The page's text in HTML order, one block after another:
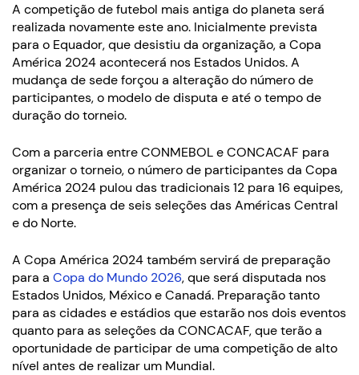
A competição de futebol mais antiga do planeta será
realizada novamente este ano. Inicialmente prevista
para o Equador, que desistiu da organização, a Copa
América 2024 acontecerá nos Estados Unidos. A
mudança de sede forçou a alteração do número de
participantes, o modelo de disputa e até o tempo de
duração do torneio.
Com a parceria entre CONMEBOL e CONCACAF para
organizar o torneio, o número de participantes da Copa
América 2024 pulou das tradicionais 12 para 16 equipes,
com a presença de seis seleções das Américas Central
e do Norte.
A Copa América 2024 também servirá de preparação
para a Copa do Mundo 2026, que será disputada nos
Estados Unidos, México e Canadá. Preparação tanto
para as cidades e estádios que estarão nos dois eventos
quanto para as seleções da CONCACAF, que terão a
oportunidade de participar de uma competição de alto
nível antes de realizar um Mundial.